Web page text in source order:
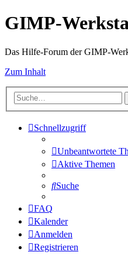
GIMP-
Das Hilfe-Forum der GIMP-
Zum Inhalt
Schnellzugriff
Unbeantwortete
Aktive Themen
Suche
FAQ
Kalender
Anmelden
Registrieren